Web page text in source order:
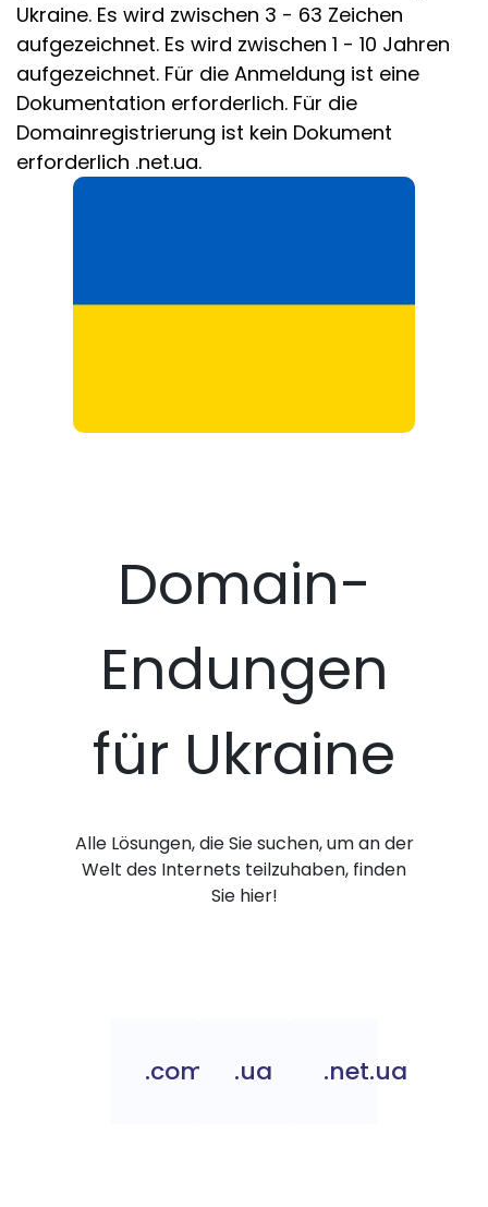
Ukraine. Es wird zwischen 3 - 63 Zeichen
aufgezeichnet. Es wird zwischen 1 - 10 Jahren
aufgezeichnet. Für die Anmeldung ist eine
Dokumentation erforderlich. Für die
Domainregistrierung ist kein Dokument
erforderlich .net.ua.
Domain-
Endungen
für Ukraine
Alle Lösungen, die Sie suchen, um an der
Welt des Internets teilzuhaben, finden
Sie hier!
.com.ua.ua .net.ua